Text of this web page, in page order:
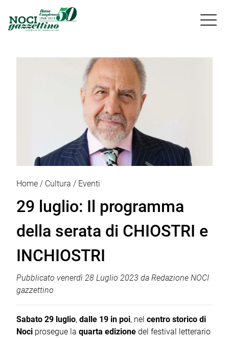

Home Cultura Eventi
29 luglio: Il programma
della serata di CHIOSTRI e
INCHIOSTRI
Pubblicato venerdì 28 Luglio 2023 da Redazione NOCI
gazzettino
Sabato 29 luglio, dalle 19 in poi, nel centro storico di
Noci prosegue la quarta edizione del festival letterario